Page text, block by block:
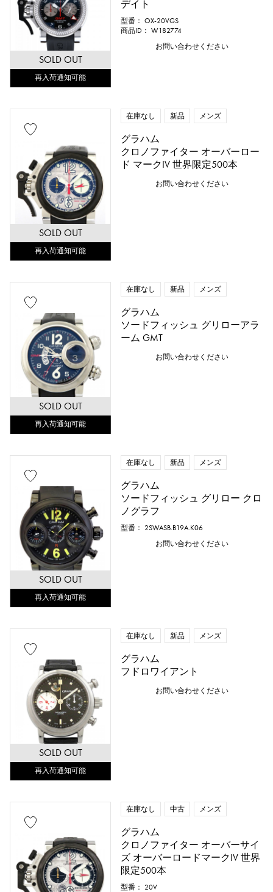
SOLD OUT
再入荷通知可能
デイト
型番： OX-20VGS
商品ID： W182774
お問い合わせください
SOLD OUT
再入荷通知可能
在庫なし 新品 メンズ
グラハム
クロノファイター オーバーロー
ド マークIV 世界限定500本
お問い合わせください
SOLD OUT
再入荷通知可能
在庫なし 新品 メンズ
グラハム
ソードフィッシュ グリローアラ
ーム GMT
お問い合わせください
SOLD OUT
再入荷通知可能
在庫なし 新品 メンズ
グラハム
ソードフィッシュ グリロー クロ
ノグラフ
型番： 2SWASB.B19A.K06
お問い合わせください
SOLD OUT
再入荷通知可能
在庫なし 新品 メンズ
グラハム
フドロワイアント
お問い合わせください
在庫なし 中古 メンズ
グラハム
クロノファイター オーバーサイ
ズ オーバーロードマークIV 世界
限定500本
型番： 20V